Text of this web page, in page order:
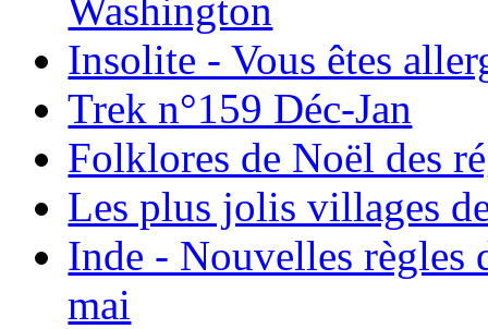
Washington
Insolite - Vous êtes
Trek n°159 Déc-Jan
Folklores de Noël des
Les plus jolis villages
Inde - Nouvelles règles
mai